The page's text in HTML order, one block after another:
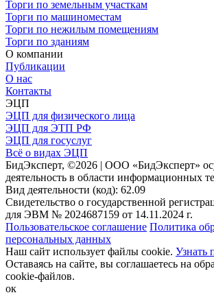
Торги по земельным участкам
Торги по машиноместам
Торги по нежилым помещениям
Торги по зданиям
О компании
Публикации
О нас
Контакты
ЭЦП
ЭЦП для физического лица
ЭЦП для ЭТП РФ
ЭЦП для госуслуг
Всё о видах ЭЦП
БидЭксперт, ©2026 | ООО «БидЭксперт»
деятельность в области информационных
Вид деятельности (код): 62.09
Свидетельство о государственной
для ЭВМ № 2024687159 от 14.11.2024 г.
Пользовательское соглашение Политика
персональных данных
Наш сайт использует файлы cookie. Узнать
Оставаясь на сайте, вы соглашаетесь на
cookie-файлов.
ок